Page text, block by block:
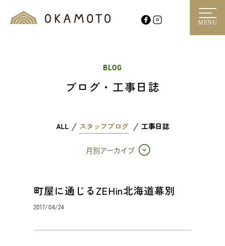
MENU
BLOG
ブログ・工事日誌
ALL スタッフブログ 工事日誌
月別アーカイブ
町屋に通じるZEHin北海道幕別
2017/04/24